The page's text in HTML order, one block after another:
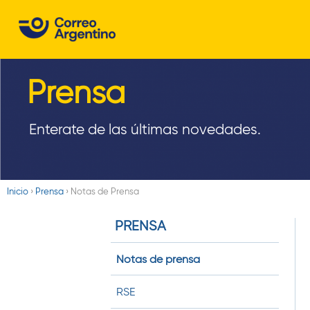
A
Prensa
Enterate de las últimas novedades.
Inicio › Prensa › Notas de Prensa
PRENSA
Notas de prensa
RSE